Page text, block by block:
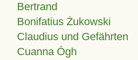
Bertrand
Bonifatius Żukowski
Claudius und Gefährten
Cuanna Ógh